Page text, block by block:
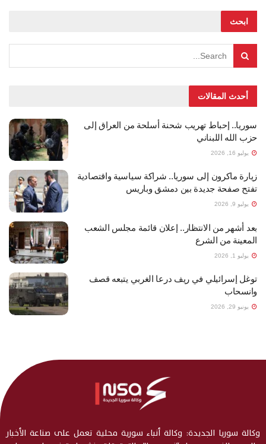
ابحث
أحدث المقالات
سوريا.. إحباط تهريب شحنة أسلحة من العراق إلى
حزب الله اللبناني
يوليو 16, 2026
زيارة ماكرون إلى سوريا.. شراكة سياسية واقتصادية
تفتح صفحة جديدة بين دمشق وباريس
يوليو 9, 2026
بعد أشهر من الانتظار.. إعلان قائمة مجلس الشعب
المعينة من الشرع
يوليو 1, 2026
توغل إسرائيلي في ريف درعا الغربي يتبعه قصف
وانسحاب
يونيو 29, 2026
وكالة سوريا الجديدة: وكالة أنباء سورية محلية تعمل على صناعة الأخبار